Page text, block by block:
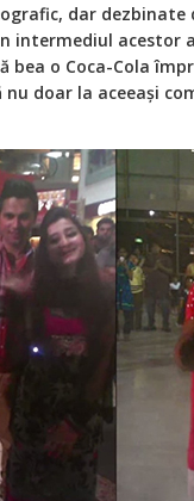
dar dezbinate
acestor
bea o Coca-Cola
doar la aceeași